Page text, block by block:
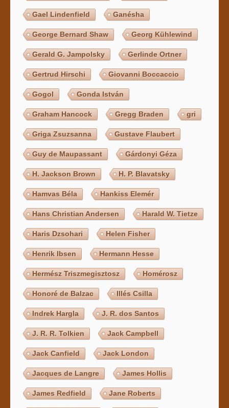
Gael Lindenfield Ganésha
George Bernard Shaw Georg Kühlewind
Gerald G. Jampolsky Gerlinde Ortner
Gertrud Hirschi Giovanni Boccaccio
Gogol Gonda István
Graham Hancock Gregg Braden gri
Griga Zsuzsanna Gustave Flaubert
Guy de Maupassant Gárdonyi Géza
H. Jackson Brown H. P. Blavatsky
Hamvas Béla Hankiss Elemér
Hans Christian Andersen Harald W. Tietze
Haris Dzsohari Helen Fisher
Henrik Ibsen Hermann Hesse
Hermész Triszmegisztosz Homérosz
Honoré de Balzac Illés Csilla
Indrek Hargla J. R. dos Santos
J. R. R. Tolkien Jack Campbell
Jack Canfield Jack London
Jacques de Langre James Hollis
James Redfield Jane Roberts